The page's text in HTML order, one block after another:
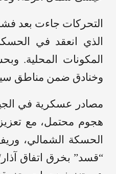
التحركات جاءت بعد
الذي انعقد في
المكونات المحلية.
وخنادق ضمن مناطق
مصادر عسكرية في
هجوم محتمل، مع
الحسكة الشمالي،
“قسد” بخرق اتفاق